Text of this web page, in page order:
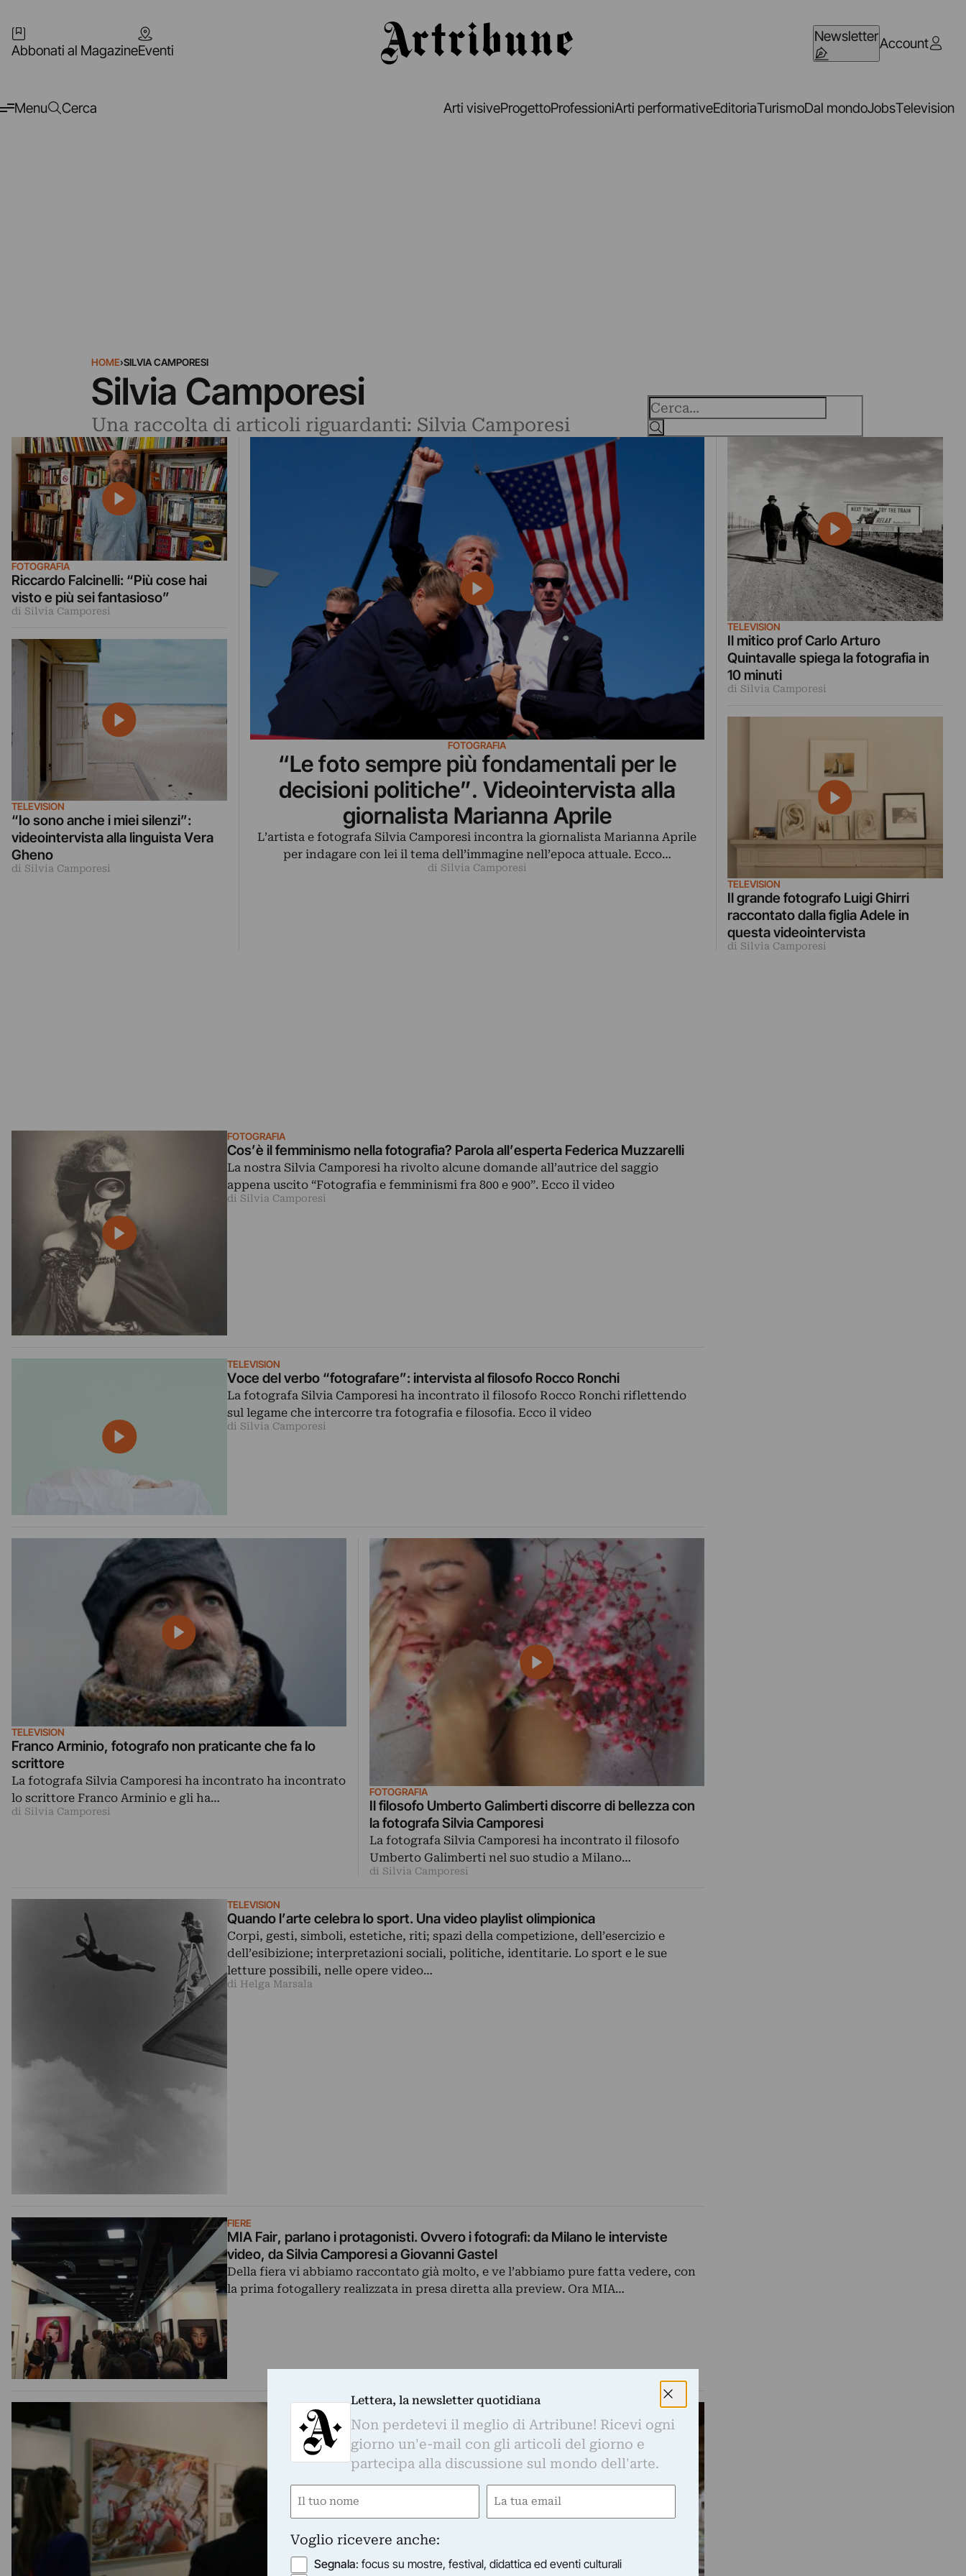
Abbonati al MagazineEventi
NewsletterAccount
Menu Cerca Arti visiveProgettoProfessioniArti performativeEditoriaTurismoDal mondoJobsTelevision
HOME›SILVIA CAMPORESI
Silvia Camporesi
Una raccolta di articoli riguardanti: Silvia Camporesi
FOTOGRAFIA
“Le foto sempre più fondamentali per le
decisioni politiche”. Videointervista alla
giornalista Marianna Aprile
L’artista e fotografa Silvia Camporesi incontra la giornalista Marianna Aprile
per indagare con lei il tema dell’immagine nell’epoca attuale. Ecco…
di Silvia Camporesi
FOTOGRAFIA
Riccardo Falcinelli: “Più cose hai
visto e più sei fantasioso”
di Silvia Camporesi
TELEVISION
“Io sono anche i miei silenzi”:
videointervista alla linguista Vera
Gheno
di Silvia Camporesi
TELEVISION
Il mitico prof Carlo Arturo
Quintavalle spiega la fotografia in
10 minuti
di Silvia Camporesi
TELEVISION
Il grande fotografo Luigi Ghirri
raccontato dalla figlia Adele in
questa videointervista
di Silvia Camporesi
FOTOGRAFIA
Cos’è il femminismo nella fotografia? Parola all’esperta Federica Muzzarelli
La nostra Silvia Camporesi ha rivolto alcune domande all’autrice del saggio
appena uscito “Fotografia e femminismi fra 800 e 900”. Ecco il video
di Silvia Camporesi
TELEVISION
Voce del verbo “fotografare”: intervista al filosofo Rocco Ronchi
La fotografa Silvia Camporesi ha incontrato il filosofo Rocco Ronchi riflettendo
sul legame che intercorre tra fotografia e filosofia. Ecco il video
di Silvia Camporesi
TELEVISION
Franco Arminio, fotografo non praticante che fa lo
scrittore
La fotografa Silvia Camporesi ha incontrato ha incontrato
lo scrittore Franco Arminio e gli ha…
di Silvia Camporesi
FOTOGRAFIA
Il filosofo Umberto Galimberti discorre di bellezza con
la fotografa Silvia Camporesi
La fotografa Silvia Camporesi ha incontrato il filosofo
Umberto Galimberti nel suo studio a Milano…
di Silvia Camporesi
TELEVISION
Quando l’arte celebra lo sport. Una video playlist olimpionica
Corpi, gesti, simboli, estetiche, riti; spazi della competizione, dell’esercizio e
dell’esibizione; interpretazioni sociali, politiche, identitarie. Lo sport e le sue
letture possibili, nelle opere video…
di Helga Marsala
FIERE
MIA Fair, parlano i protagonisti. Ovvero i fotografi: da Milano le interviste
video, da Silvia Camporesi a Giovanni Gastel
Della fiera vi abbiamo raccontato già molto, e ve l’abbiamo pure fatta vedere, con
la prima fotogallery realizzata in presa diretta alla preview. Ora MIA…
Lettera, la newsletter quotidiana
Non perdetevi il meglio di Artribune! Ricevi ogni
giorno un'e-mail con gli articoli del giorno e
partecipa alla discussione sul mondo dell'arte.
Nome
Email
Voglio ricevere anche:
Segnala: focus su mostre, festival, didattica ed eventi culturali